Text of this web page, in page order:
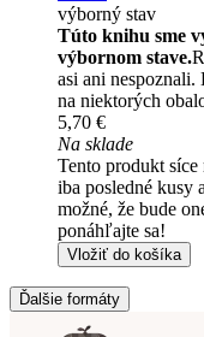
výborný stav
Túto knihu sme
výbornom stave.
asi ani
na niektorých
5,70 €
Na sklade
Tento produkt síce
iba posledné kusy
možné, že bude
ponáhľajte sa!
Vložiť do košíka
Ďalšie formáty